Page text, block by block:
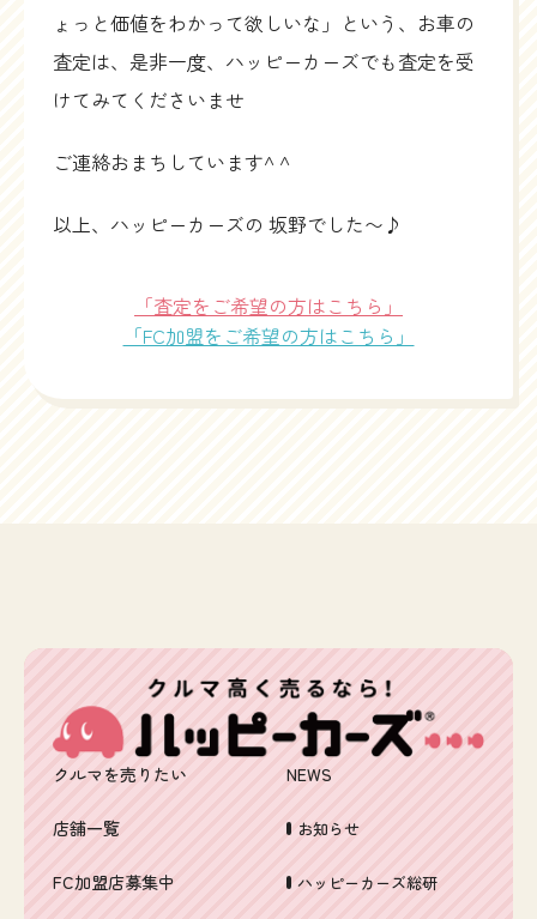
ょっと価値をわかって欲しいな」という、お車の
査定は、是非一度、ハッピーカーズでも査定を受
けてみてくださいませ
ご連絡おまちしています^ ^
以上、ハッピーカーズの 坂野でした〜♪
「査定をご希望の方はこちら」
「FC加盟をご希望の方はこちら」
クルマを売りたい
店舗一覧
FC加盟店募集中
NEWS
お知らせ
ハッピーカーズ総研